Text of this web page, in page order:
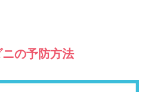
の予防方法